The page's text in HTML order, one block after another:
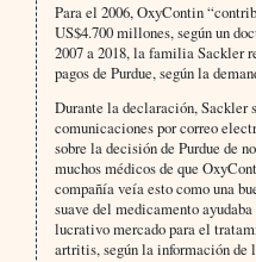
Para el 2006, OxyContin
US$4.700 millones, según un
2007 a 2018, la familia Sackler
pagos de Purdue, según la
Durante la declaración, Sackler
comunicaciones por correo
sobre la decisión de Purdue de
muchos médicos de que
compañía veía esto como una
suave del medicamento
lucrativo mercado para el
artritis, según la información de